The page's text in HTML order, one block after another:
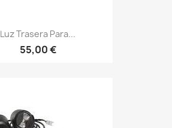
Luz Trasera Para...
55,00 €